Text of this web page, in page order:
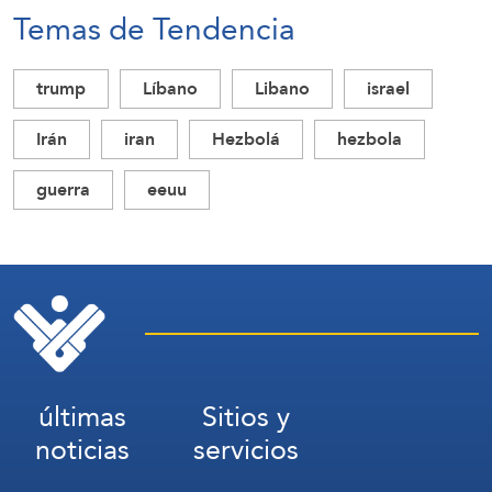
Temas de Tendencia
trump Líbano Libano
israel
Irán
iran Hezbolá
hezbola
guerra
eeuu
últimas
noticias
Sitios y
servicios